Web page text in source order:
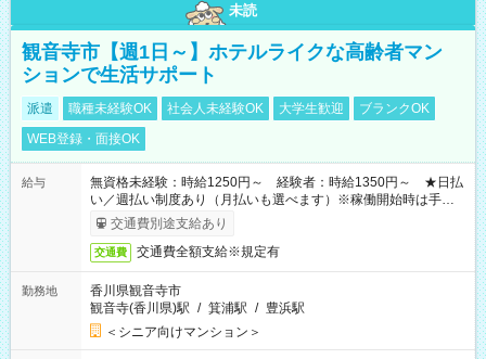
未読
観音寺市【週1日～】ホテルライクな高齢者マン
ションで生活サポート
派遣 職種未経験OK 社会人未経験OK 大学生歓迎
ブランクOK
WEB登録・面接OK
給与
無資格未経験：時給1250円～ 経験者：時給1350円～ ★日払
い／週払い制度あり（月払いも選べます）※稼働開始時は手続き
完了次第のお支払いとなります。
交通費別途支給あり
交通費 交通費全額支給※規定有
勤務地
香川県観音寺市
観音寺(香川県)駅 / 箕浦駅 / 豊浜駅
＜シニア向けマンション＞